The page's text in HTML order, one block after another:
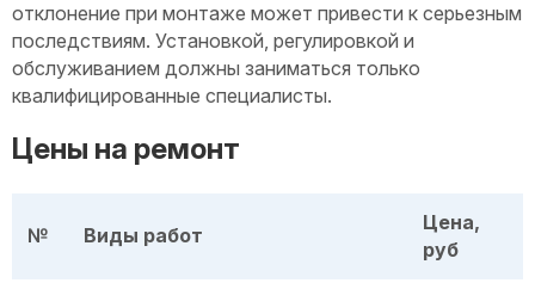
отклонение при монтаже может привести к серьезным
последствиям. Установкой, регулировкой и
обслуживанием должны заниматься только
квалифицированные специалисты.
Цены на ремонт
№ Виды работ
Цена,
руб